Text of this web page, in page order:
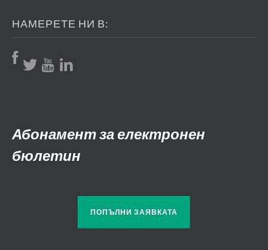
НАМЕРЕТЕ НИ В:
Абонамент за електронен
бюлетин
ПОПЪЛНИ ЗАЯВКАТА